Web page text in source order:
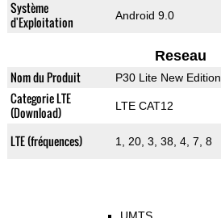
Système
d'Exploitation
Android 9.0
Reseau
Nom du Produit P30 Lite New Edition
Categorie LTE
(Download)
LTE CAT12
LTE (fréquences) 1, 20, 3, 38, 4, 7, 8